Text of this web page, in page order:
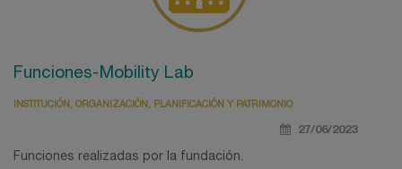
Funciones-Mobility Lab
INSTITUCIÓN, ORGANIZACIÓN, PLANIFICACIÓN Y PATRIMONIO
27/06/2023
Funciones realizadas por la fundación.